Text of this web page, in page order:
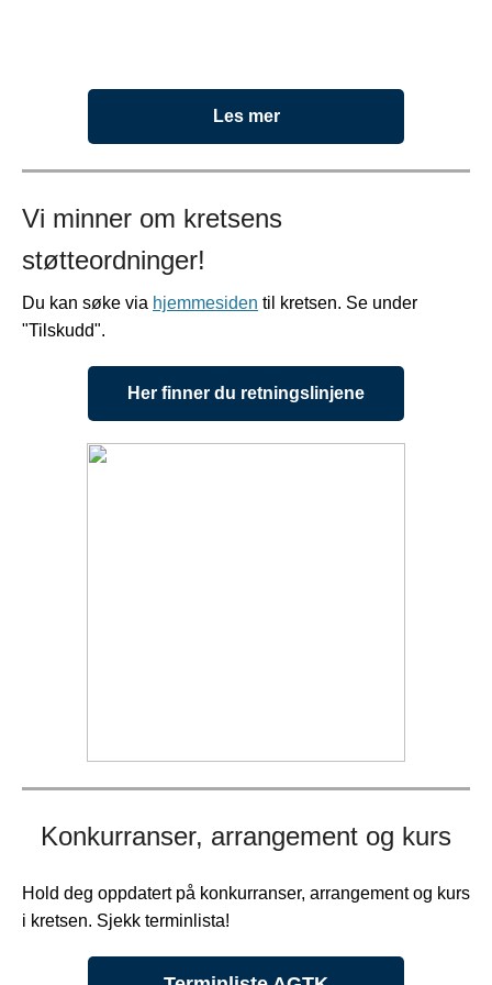
Les mer
Vi minner om kretsens
støtteordninger!
Du kan søke via hjemmesiden til kretsen. Se under
"Tilskudd".
Her finner du retningslinjene
Konkurranser, arrangement og kurs
Hold deg oppdatert på konkurranser, arrangement og kurs
i kretsen. Sjekk terminlista!